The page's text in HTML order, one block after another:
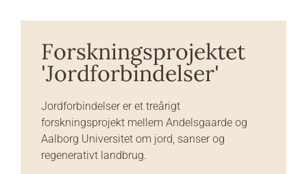
Forskningsprojektet
'Jordforbindelser'
Jordforbindelser er et treårigt
forskningsprojekt mellem Andelsgaarde og
Aalborg Universitet om jord, sanser og
regenerativt landbrug.